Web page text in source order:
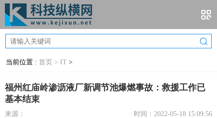
当前位置 : 首页 > IT >
福州红庙岭渗沥液厂新调节池爆燃事故：救援工作已
基本结束
来源： 时间：2022-05-18 15:09:56